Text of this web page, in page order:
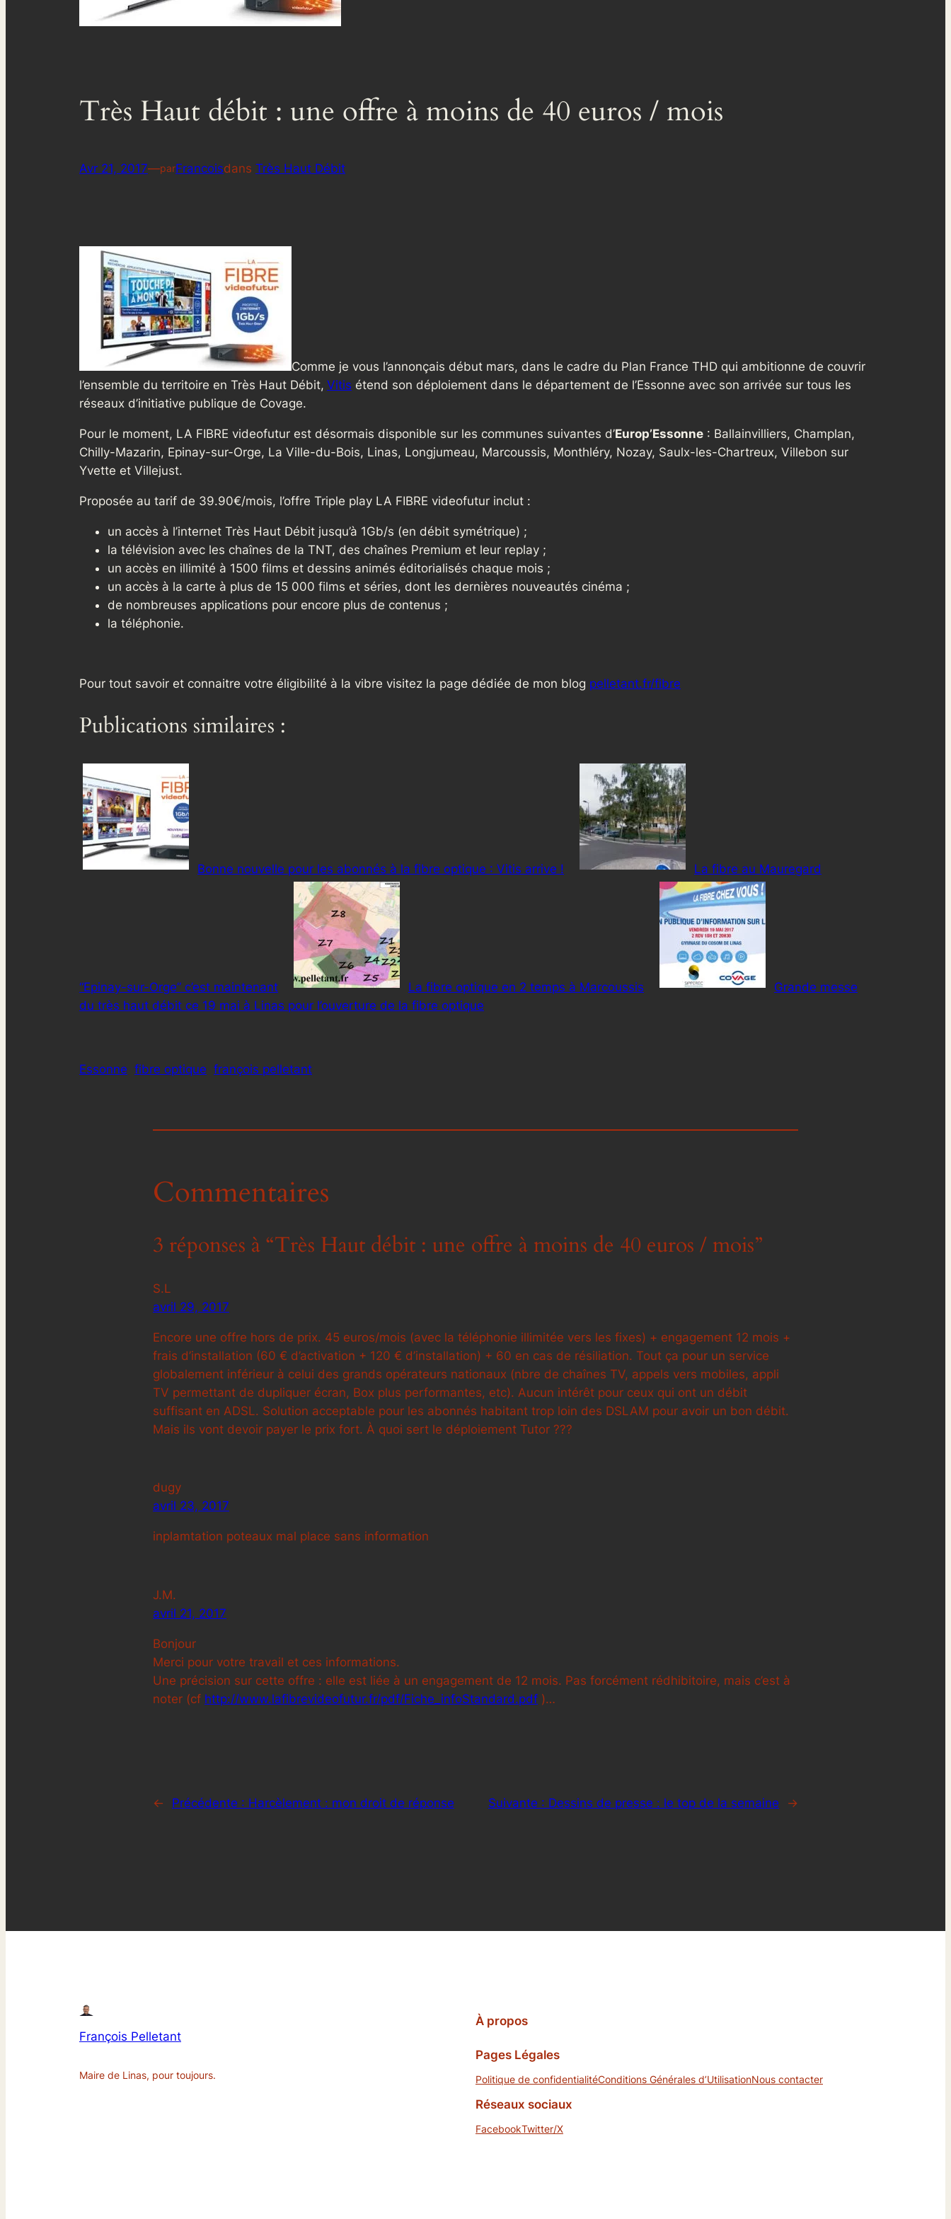
Très Haut débit : une offre à moins de 40 euros / mois
Avr 21, 2017—parFrancoisdans Très Haut Débit
Comme je vous l’annonçais début mars, dans le cadre du Plan France THD qui ambitionne de couvrir
l’ensemble du territoire en Très Haut Débit, Vitis étend son déploiement dans le département de l’Essonne avec son arrivée sur tous les
réseaux d’initiative publique de Covage.
Pour le moment, LA FIBRE videofutur est désormais disponible sur les communes suivantes d’Europ’Essonne : Ballainvilliers, Champlan,
Chilly-Mazarin, Epinay-sur-Orge, La Ville-du-Bois, Linas, Longjumeau, Marcoussis, Monthléry, Nozay, Saulx-les-Chartreux, Villebon sur
Yvette et Villejust.
Proposée au tarif de 39.90€/mois, l’offre Triple play LA FIBRE videofutur inclut :
un accès à l’internet Très Haut Débit jusqu’à 1Gb/s (en débit symétrique) ;
la télévision avec les chaînes de la TNT, des chaînes Premium et leur replay ;
un accès en illimité à 1500 films et dessins animés éditorialisés chaque mois ;
un accès à la carte à plus de 15 000 films et séries, dont les dernières nouveautés cinéma ;
de nombreuses applications pour encore plus de contenus ;
la téléphonie.
Pour tout savoir et connaitre votre éligibilité à la vibre visitez la page dédiée de mon blog pelletant.fr/fibre
Publications similaires :
Bonne nouvelle pour les abonnés à la fibre optique : Vitis arrive ! La fibre au Mauregard
“Epinay-sur-Orge” c’est maintenant La fibre optique en 2 temps à Marcoussis
Grande messe
du très haut débit ce 19 mai à Linas pour l’ouverture de la fibre optique
Essonne fibre optique françois pelletant
Commentaires
3 réponses à “Très Haut débit : une offre à moins de 40 euros / mois”
S.L
avril 29, 2017
Encore une offre hors de prix. 45 euros/mois (avec la téléphonie illimitée vers les fixes) + engagement 12 mois +
frais d’installation (60 € d’activation + 120 € d’installation) + 60 en cas de résiliation. Tout ça pour un service
globalement inférieur à celui des grands opérateurs nationaux (nbre de chaînes TV, appels vers mobiles, appli
TV permettant de dupliquer écran, Box plus performantes, etc). Aucun intérêt pour ceux qui ont un débit
suffisant en ADSL. Solution acceptable pour les abonnés habitant trop loin des DSLAM pour avoir un bon débit.
Mais ils vont devoir payer le prix fort. À quoi sert le déploiement Tutor ???
dugy
avril 23, 2017
inplamtation poteaux mal place sans information
J.M.
avril 21, 2017
Bonjour
Merci pour votre travail et ces informations.
Une précision sur cette offre : elle est liée à un engagement de 12 mois. Pas forcément rédhibitoire, mais c’est à
noter (cf http://www.lafibrevideofutur.fr/pdf/Fiche_infoStandard.pdf )…
← Précédente : Harcèlement : mon droit de réponse Suivante : Dessins de presse : le top de la semaine →
François Pelletant
Maire de Linas, pour toujours.
À propos
Pages Légales
Politique de confidentialitéConditions Générales d’UtilisationNous contacter
Réseaux sociaux
FacebookTwitter/X